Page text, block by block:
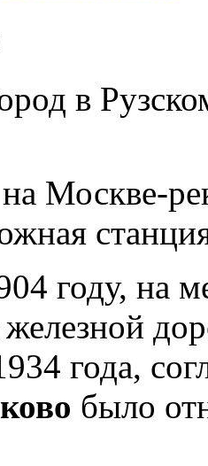
в
Москве-
году, на
года,
было